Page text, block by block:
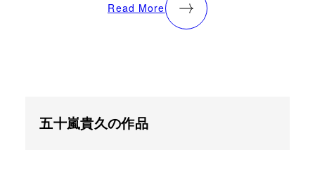
Read More
五十嵐貴久の作品